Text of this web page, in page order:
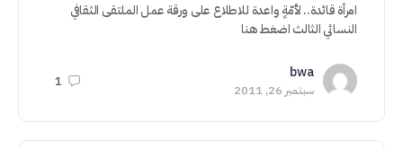
امرأة قائدة.. لأمّةٍ واعدة للاطلاع على ورقة عمل الملتقى الثقافي
النسائي الثالث اضغط هنا
bwa
سبتمبر 26, 2011
1